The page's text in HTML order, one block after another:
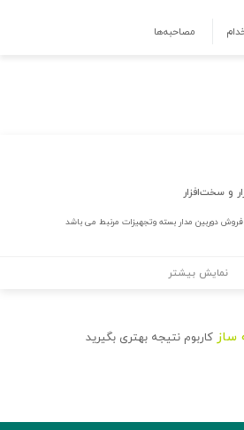
مصاحبه‌ها
و سخت‌افزار
فروش دوربین مدار بسته وتجهیزات مرنبط می باشد
نمایش بیشتر
ساز کاربوم نتیجه بهتری بگیرید